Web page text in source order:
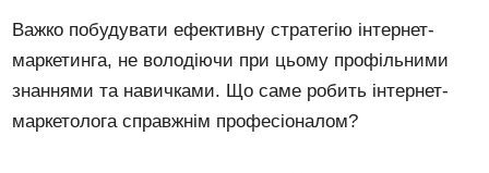
Важко побудувати ефективну стратегію інтернет-
маркетинга, не володіючи при цьому профільними
знаннями та навичками. Що саме робить інтернет-
маркетолога справжнім професіоналом?